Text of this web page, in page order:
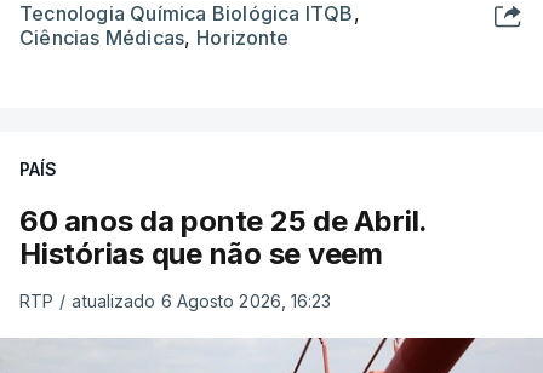
Tecnologia Química Biológica ITQB,
Ciências Médicas, Horizonte
PAÍS
60 anos da ponte 25 de Abril.
Histórias que não se veem
RTP / atualizado 6 Agosto 2026, 16:23